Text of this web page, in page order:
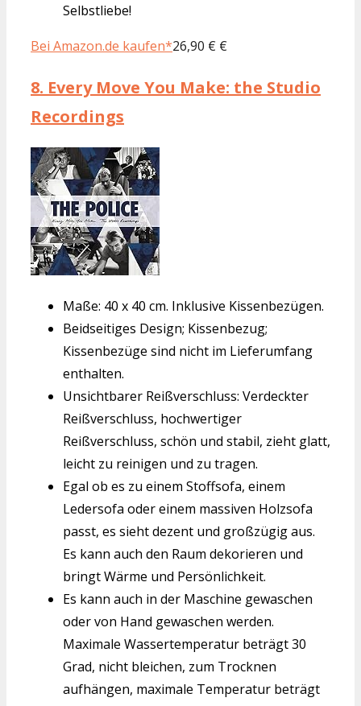
Selbstliebe!
Bei Amazon.de kaufen*26,90 € €
8. Every Move You Make: the Studio
Recordings
Maße: 40 x 40 cm. Inklusive Kissenbezügen.
Beidseitiges Design; Kissenbezug;
Kissenbezüge sind nicht im Lieferumfang
enthalten.
Unsichtbarer Reißverschluss: Verdeckter
Reißverschluss, hochwertiger
Reißverschluss, schön und stabil, zieht glatt,
leicht zu reinigen und zu tragen.
Egal ob es zu einem Stoffsofa, einem
Ledersofa oder einem massiven Holzsofa
passt, es sieht dezent und großzügig aus.
Es kann auch den Raum dekorieren und
bringt Wärme und Persönlichkeit.
Es kann auch in der Maschine gewaschen
oder von Hand gewaschen werden.
Maximale Wassertemperatur beträgt 30
Grad, nicht bleichen, zum Trocknen
aufhängen, maximale Temperatur beträgt